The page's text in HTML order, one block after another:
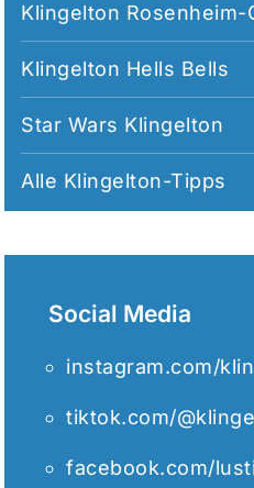
Klingelton Rosenheim-
Klingelton Hells Bells
Star Wars Klingelton
Alle Klingelton-Tipps
Social Media
instagram.com/
tiktok.com/
facebook.com/